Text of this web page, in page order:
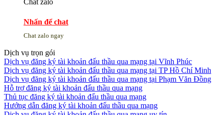
Chat zalo
Nhấn để chat
Chat zalo ngay
Dịch vụ trọn gói
Dịch vụ đăng ký tài khoản đấu thầu qua mạng tại Vĩnh Phúc
Dịch vụ đăng ký tài khoản đấu thầu qua mạng tại TP Hồ Chí Minh
Dịch vụ đăng ký tài khoản đấu thầu qua mạng tại Phạm Văn Đồng
Hỗ trợ đăng ký tài khoản đấu thầu qua mạng
Thủ tục đăng ký tài khoản đấu thầu qua mạng
Hướng dẫn đăng ký tài khoản đấu thầu qua mạng